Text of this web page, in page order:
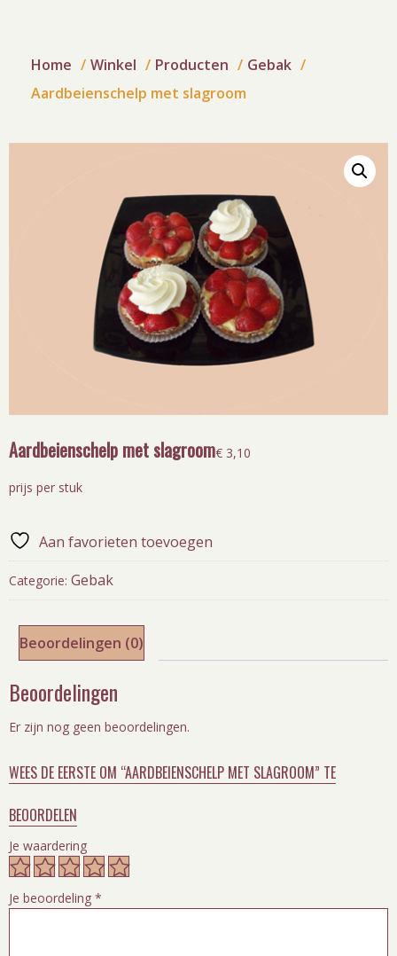
Home Winkel Producten
Gebak
Aardbeienschelp met slagroom
Aardbeienschelp met slagroom€ 3,10
prijs per stuk
Aan favorieten toevoegen
Categorie: Gebak
Beoordelingen (0)
Beoordelingen
Er zijn nog geen beoordelingen.
WEES DE EERSTE OM “AARDBEIENSCHELP MET SLAGROOM” TE
BEOORDELEN
Je waardering
Je beoordeling *